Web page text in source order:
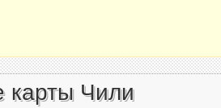
карты Чили